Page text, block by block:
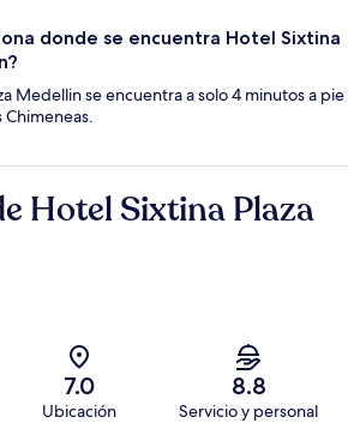
donde se encuentra Hotel Sixtina
Medellin se encuentra a solo 4 minutos a pie
Chimeneas.
Hotel Sixtina Plaza
7.0
Ubicación
8.8
Servicio y personal